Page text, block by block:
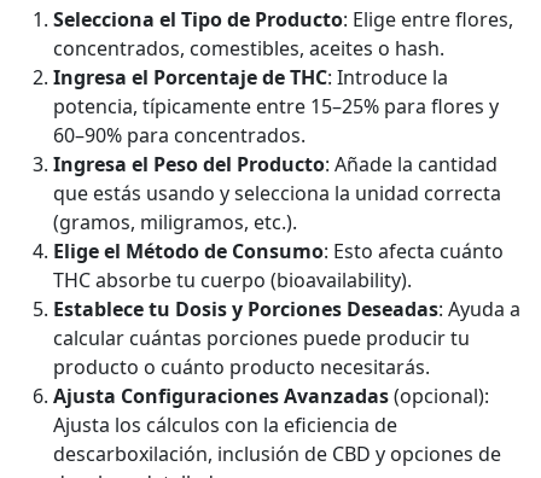
Selecciona el Tipo de Producto: Elige entre flores,
concentrados, comestibles, aceites o hash.
Ingresa el Porcentaje de THC: Introduce la
potencia, típicamente entre 15–25% para flores y
60–90% para concentrados.
Ingresa el Peso del Producto: Añade la cantidad
que estás usando y selecciona la unidad correcta
(gramos, miligramos, etc.).
Elige el Método de Consumo: Esto afecta cuánto
THC absorbe tu cuerpo (bioavailability).
Establece tu Dosis y Porciones Deseadas: Ayuda a
calcular cuántas porciones puede producir tu
producto o cuánto producto necesitarás.
Ajusta Configuraciones Avanzadas(opcional):
Ajusta los cálculos con la eficiencia de
descarboxilación, inclusión de CBD y opciones de